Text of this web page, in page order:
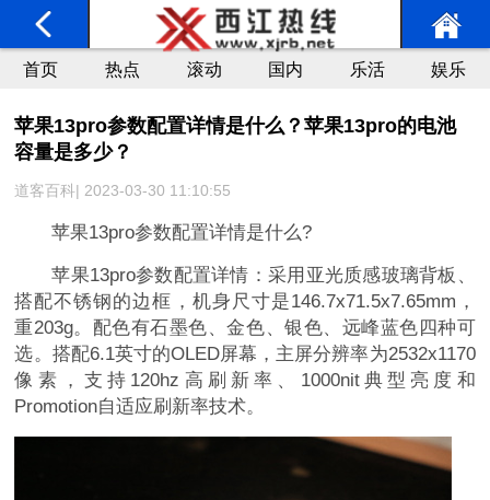
首页 热点 滚动 国内 乐活 娱乐
苹果13pro参数配置详情是什么？苹果13pro的电池
容量是多少？
道客百科| 2023-03-30 11:10:55
苹果13pro参数配置详情是什么?
苹果13pro参数配置详情：采用亚光质感玻璃背板、
搭配不锈钢的边框，机身尺寸是146.7x71.5x7.65mm，
重203g。配色有石墨色、金色、银色、远峰蓝色四种可
选。搭配6.1英寸的OLED屏幕，主屏分辨率为2532x1170
像素，支持120hz高刷新率、1000nit典型亮度和
Promotion自适应刷新率技术。